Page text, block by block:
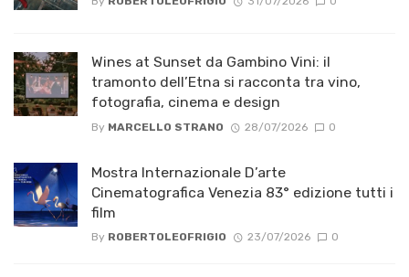
Wines at Sunset da Gambino Vini: il
tramonto dell’Etna si racconta tra vino,
fotografia, cinema e design
By MARCELLO STRANO 28/07/2026 0
Mostra Internazionale D’arte
Cinematografica Venezia 83° edizione tutti i
film
By ROBERTOLEOFRIGIO 23/07/2026 0